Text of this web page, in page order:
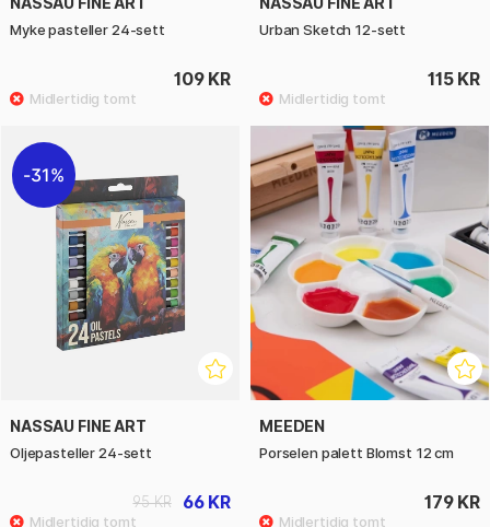
Myke pasteller 24-sett
109 KR
Urban Sketch 12-sett
115 KR
31%
NASSAU FINE ART
Oljepasteller 24-sett
66 KR
95 KR
MEEDEN
Porselen palett Blomst 12 cm
179 KR